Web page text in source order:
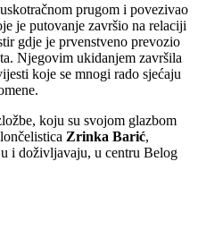
prugom i povezivao
je putovanje završio na relaciji
gdje je prvenstveno prevozio
Njegovim ukidanjem završila
koje se mnogi rado sjećaju
koju su svojom glazbom
Zrinka Barić,
i doživljavaju, u centru Belog